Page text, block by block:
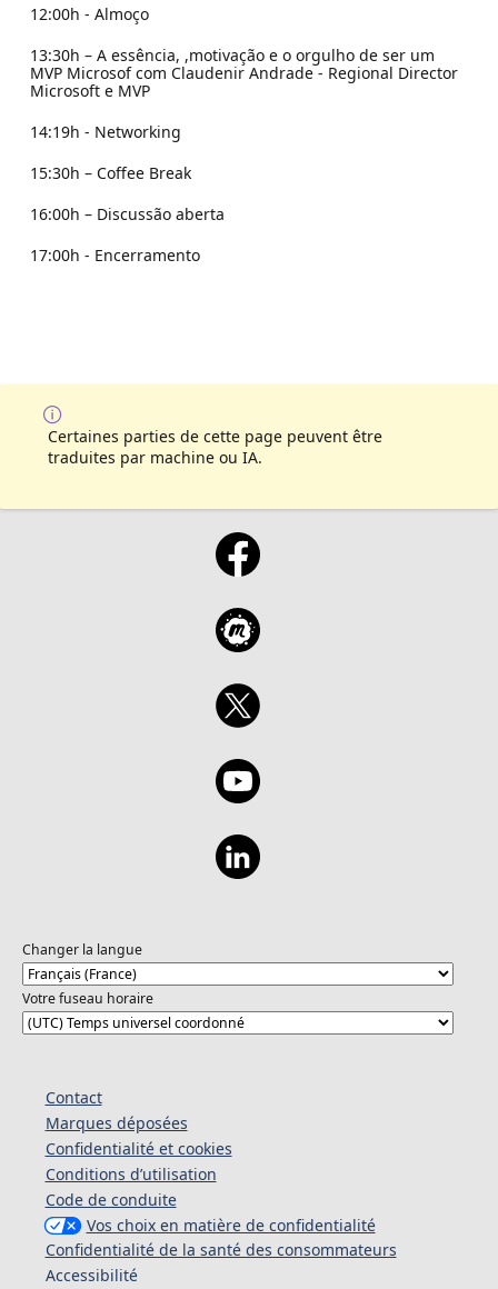
12:00h - Almoço
13:30h – A essência, ,motivação e o orgulho de ser um
MVP Microsof com Claudenir Andrade - Regional Director
Microsoft e MVP
14:19h - Networking
15:30h – Coffee Break
16:00h – Discussão aberta
17:00h - Encerramento
Certaines parties de cette page peuvent être
traduites par machine ou IA.
Changer la langue
Votre fuseau horaire
Contact
Marques déposées
Confidentialité et cookies
Conditions d’utilisation
Code de conduite
Vos choix en matière de confidentialité
Confidentialité de la santé des consommateurs
Accessibilité